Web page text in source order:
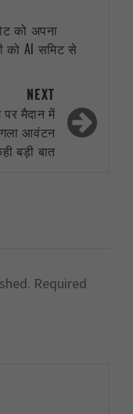
को अपना
को AI समिट से
NEXT
मैदान में
आवंटन
बड़ी बात
Required